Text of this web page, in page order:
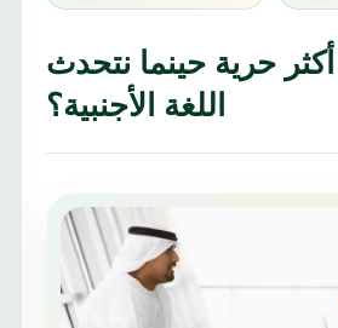
حرية حينما نتحدث
اللغة الأجنبية؟